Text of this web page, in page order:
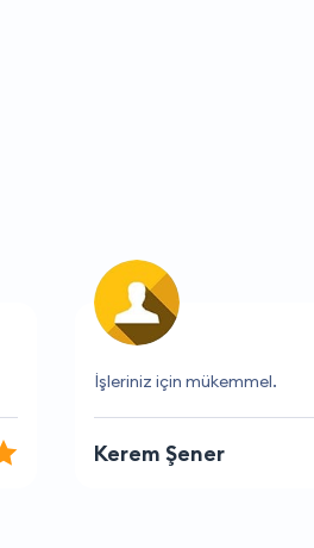
Uygun fiyatlar ve hızlı hizmet
Müge Çelik